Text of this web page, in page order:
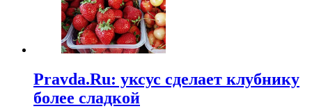
Pravda.Ru: уксус сделает клубнику
более сладкой